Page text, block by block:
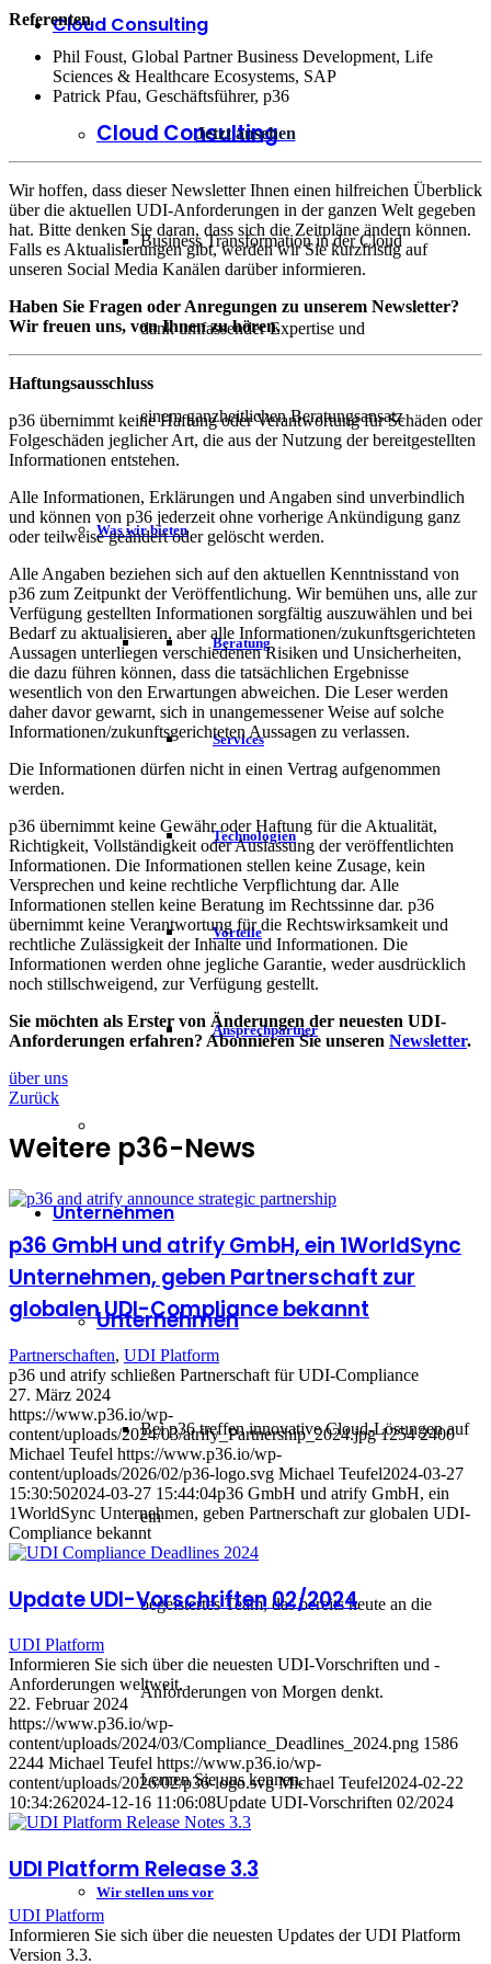
Cloud Consulting
Cloud Consulting
Business Transformation in der Cloud
dank umfassender Expertise und
einem ganzheitlichen Beratungsansatz
Was wir bieten
Beratung
Services
Technologien
Vorteile
Ansprechpartner
Unternehmen
Unternehmen
Bei p36 treffen innovative Cloud-Lösungen auf
ein
begeistertes Team, das bereits heute an die
Anforderungen von Morgen denkt.
Lernen Sie uns kennen.
Wir stellen uns vor
Referenten
Phil Foust, Global Partner Business Development, Life
Sciences & Healthcare Ecosystems, SAP
Patrick Pfau, Geschäftsführer, p36
Jetzt ansehen
Wir hoffen, dass dieser Newsletter Ihnen einen hilfreichen Überblick
über die aktuellen UDI-Anforderungen in der ganzen Welt gegeben
hat. Bitte denken Sie daran, dass sich die Zeitpläne ändern können.
Falls es Aktualisierungen gibt, werden wir Sie kurzfristig auf
unseren Social Media Kanälen darüber informieren.
Haben Sie Fragen oder Anregungen zu unserem Newsletter?
Wir freuen uns, von Ihnen zu hören.
Haftungsausschluss
p36 übernimmt keine Haftung oder Verantwortung für Schäden oder
Folgeschäden jeglicher Art, die aus der Nutzung der bereitgestellten
Informationen entstehen.
Alle Informationen, Erklärungen und Angaben sind unverbindlich
und können von p36 jederzeit ohne vorherige Ankündigung ganz
oder teilweise geändert oder gelöscht werden.
Alle Angaben beziehen sich auf den aktuellen Kenntnisstand von
p36 zum Zeitpunkt der Veröffentlichung. Wir bemühen uns, alle zur
Verfügung gestellten Informationen sorgfältig auszuwählen und bei
Bedarf zu aktualisieren, aber alle Informationen/zukunftsgerichteten
Aussagen unterliegen verschiedenen Risiken und Unsicherheiten,
die dazu führen können, dass die tatsächlichen Ergebnisse
wesentlich von den Erwartungen abweichen. Die Leser werden
daher davor gewarnt, sich in unangemessener Weise auf solche
Informationen/zukunftsgerichteten Aussagen zu verlassen.
Die Informationen dürfen nicht in einen Vertrag aufgenommen
werden.
p36 übernimmt keine Gewähr oder Haftung für die Aktualität,
Richtigkeit, Vollständigkeit oder Auslassung der veröffentlichten
Informationen. Die Informationen stellen keine Zusage, kein
Versprechen und keine rechtliche Verpflichtung dar. Alle
Informationen stellen keine Beratung im Rechtssinne dar. p36
übernimmt keine Verantwortung für die Rechtswirksamkeit und
rechtliche Zulässigkeit der Inhalte und Informationen. Die
Informationen werden ohne jegliche Garantie, weder ausdrücklich
noch stillschweigend, zur Verfügung gestellt.
Sie möchten als Erster von Änderungen der neuesten UDI-
Anforderungen erfahren? Abonnieren Sie unseren Newsletter.
über uns
Zurück
Weitere p36-News
p36 GmbH und atrify GmbH, ein 1WorldSync
Unternehmen, geben Partnerschaft zur
globalen UDI-Compliance bekannt
Partnerschaften, UDI Platform
p36 und atrify schließen Partnerschaft für UDI-Compliance
27. März 2024
https://www.p36.io/wp-
content/uploads/2024/03/atrify_Partnership_2024.jpg 1254 2400
Michael Teufel https://www.p36.io/wp-
content/uploads/2026/02/p36-logo.svg Michael Teufel2024-03-27
15:30:502024-03-27 15:44:04p36 GmbH und atrify GmbH, ein
1WorldSync Unternehmen, geben Partnerschaft zur globalen UDI-
Compliance bekannt
Update UDI-Vorschriften 02/2024
UDI Platform
Informieren Sie sich über die neuesten UDI-Vorschriften und -
Anforderungen weltweit.
22. Februar 2024
https://www.p36.io/wp-
content/uploads/2024/03/Compliance_Deadlines_2024.png 1586
2244 Michael Teufel https://www.p36.io/wp-
content/uploads/2026/02/p36-logo.svg Michael Teufel2024-02-22
10:34:262024-12-16 11:06:08Update UDI-Vorschriften 02/2024
UDI Platform Release 3.3
UDI Platform
Informieren Sie sich über die neuesten Updates der UDI Platform
Version 3.3.